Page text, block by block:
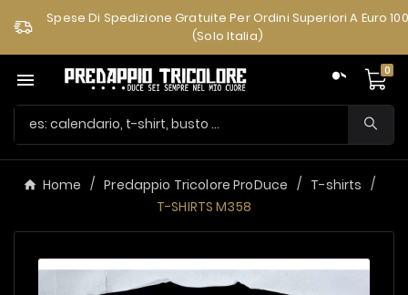
Spese Di Spedizione Gratuite Per Ordini Superiori A Euro 100
(solo Italia)
 0
Home Predappio Tricolore ProDuce
T-shirts
T-SHIRTS M358